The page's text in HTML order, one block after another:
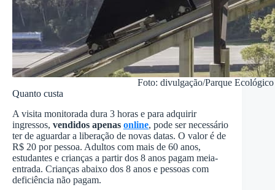
Foto: divulgação/Parque
Quanto custa
A visita monitorada dura 3 horas e para adquirir
ingressos, vendidos apenas online, pode ser necessário
ter de aguardar a liberação de novas datas. O valor é de
R$ 20 por pessoa. Adultos com mais de 60 anos,
estudantes e crianças a partir dos 8 anos pagam meia-
entrada. Crianças abaixo dos 8 anos e pessoas com
deficiência não pagam.